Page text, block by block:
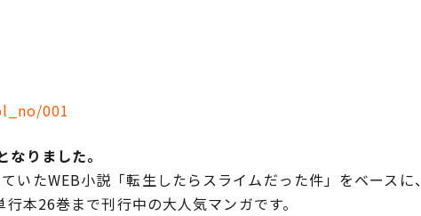
001
りました。
たWEB小説「転生したらスライムだった件」をベースに、
本26巻まで刊行中の大人気マンガです。